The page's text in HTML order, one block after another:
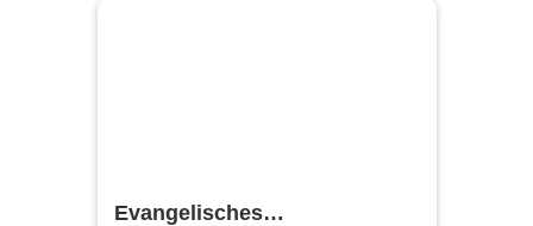
Evangelisches